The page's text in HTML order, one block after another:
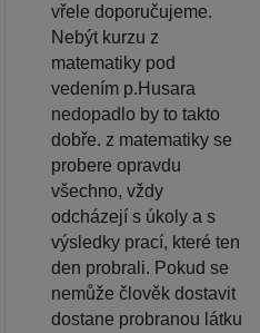
vřele doporučujeme.
Nebýt kurzu z
matematiky pod
vedením p.Husara
nedopadlo by to takto
dobře. z matematiky se
probere opravdu
všechno, vždy
odcházejí s úkoly a s
výsledky prací, které ten
den probrali. Pokud se
nemůže člověk dostavit
dostane probranou látku